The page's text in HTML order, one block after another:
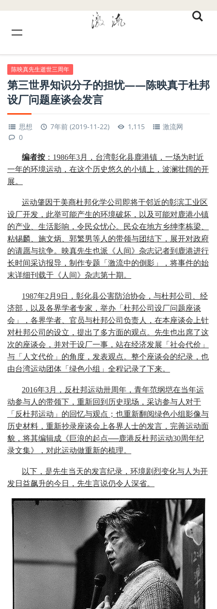
陈映真先生逝世三周年
第三世界知识分子的担忧——陈映真于杜邦
设厂问题座谈会发言
思想 7年前 (2019-11-22) 1,115
激流网
0
编者按 ：1986年3月，台湾彰化县鹿港镇，一场为时近
一年的环境运动，在这个历史悠久的小镇上，波澜壮阔的开
展。
运动肇因于美商杜邦化学公司即将于邻近的彰滨工业区
设厂开发，此举可能产生的环境破坏，以及可能对鹿港小镇
的产业、生活影响，令民众忧心。民众在地方乡绅李栋梁、
粘锡麟、施文炳、郭繁男等人的带领与团结下，展开对政府
的请愿与抗争。映真先生也派《人间》杂志记者到鹿港进行
长时间采访报导，制作专题「激流中的倒影」，将事件的始
末详细刊载于《人间》杂志第十期。
1987年2月9日，彰化县公害防治协会，与杜邦公司、经
济部，以及各界学者专家，举办「杜邦公司设厂问题座谈
会」，各界学者、官员与杜邦公司负责人，在本座谈会上针
对杜邦公司的设立，提出了多方面的观点。先生也出席了这
次的座谈会，并对于设厂一事，站在经济发展「社会代价」
与「人文代价」的角度，发表观点。整个座谈会的纪录，也
由台湾运动团体「绿色小组」全程记录了下来。
2016年3月，反杜邦运动卅周年，青年范纲垲在当年运
动参与人的带领下，重新回到历史现场，采访参与人对于
「反杜邦运动」的回忆与观点；也重新翻阅绿色小组影像与
历史材料，重新抄录座谈会上各界人士的发言，完善运动面
貌，将其编辑成《巨浪的起点──鹿港反杜邦运动30周年纪
录文集》，对此运动做重新的梳理。
以下，是先生当天的发言纪录，环境剧烈变化与人为开
发日益飙升的今日，先生言说仍令人深省。